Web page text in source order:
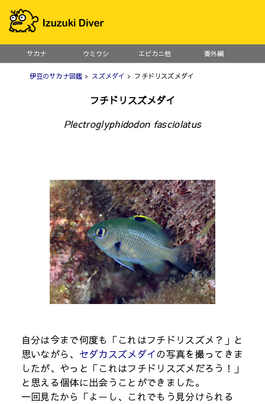
サカナ ウミウシ エビカニ他 番外編
伊豆のサカナ図鑑 > スズメダイ > フチドリスズメダイ
フチドリスズメダイ
Plectroglyphidodon fasciolatus
自分は今まで何度も「これはフチドリスズメ？」と
思いながら、 セダカスズメダイの写真を撮ってきま
したが、やっと「これはフチドリスズメだろう！」
と思える個体に出会うことができました。
一回見たから「よーし、これでもう見分けられる